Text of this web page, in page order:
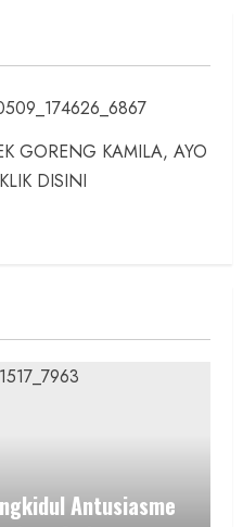
GORENG KAMILA, AYO
DISINI
Antusiasme